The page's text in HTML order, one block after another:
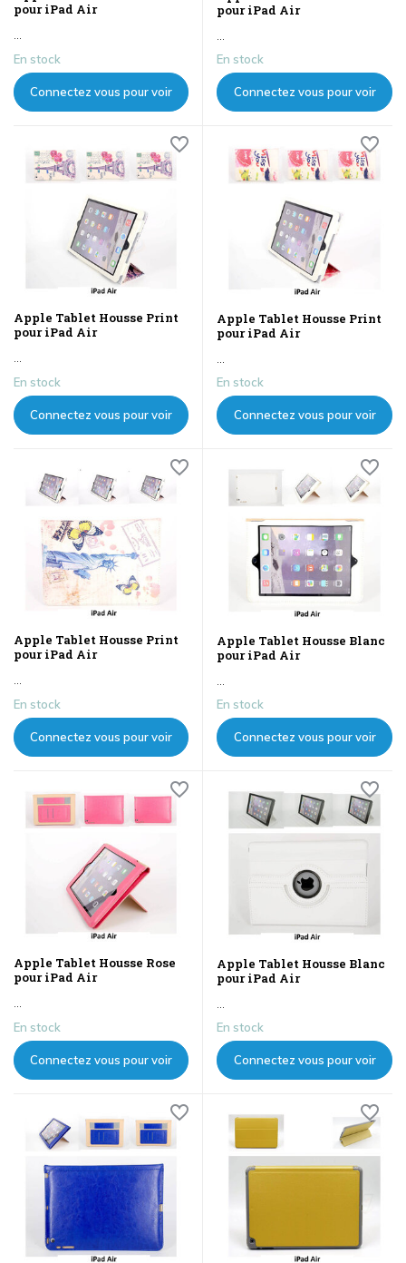
pour iPad Air
...
En stock
Connectez vous pour voir
pour iPad Air
...
En stock
Connectez vous pour voir
Apple Tablet Housse Print
pour iPad Air
En stock
Connectez vous pour voir
Apple Tablet Housse Print
pour iPad Air
En stock
Connectez vous pour voir
Apple Tablet Housse Print
pour iPad Air
...
En stock
Connectez vous pour voir
Apple Tablet Housse Blanc
pour iPad Air
...
En stock
Connectez vous pour voir
Apple Tablet Housse Rose
pour iPad Air
En stock
Connectez vous pour voir
Apple Tablet Housse Blanc
pour iPad Air
En stock
Connectez vous pour voir